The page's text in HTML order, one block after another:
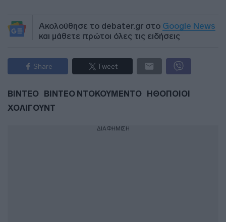
Ακολούθησε το debater.gr στο Google News
και μάθετε πρώτοι όλες τις ειδήσεις
Share Tweet
ΒΙΝΤΕΟ ΒΙΝΤΕΟ ΝΤΟΚΟΥΜΕΝΤΟ
ΗΘΟΠΟΙΟΙ
ΧΟΛΙΓΟΥΝΤ
ΔΙΑΦΗΜΙΣΗ